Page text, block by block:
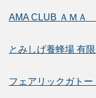
AMA CLUB ＡＭＡ
とみしげ養蜂場 有
フェアリックガト